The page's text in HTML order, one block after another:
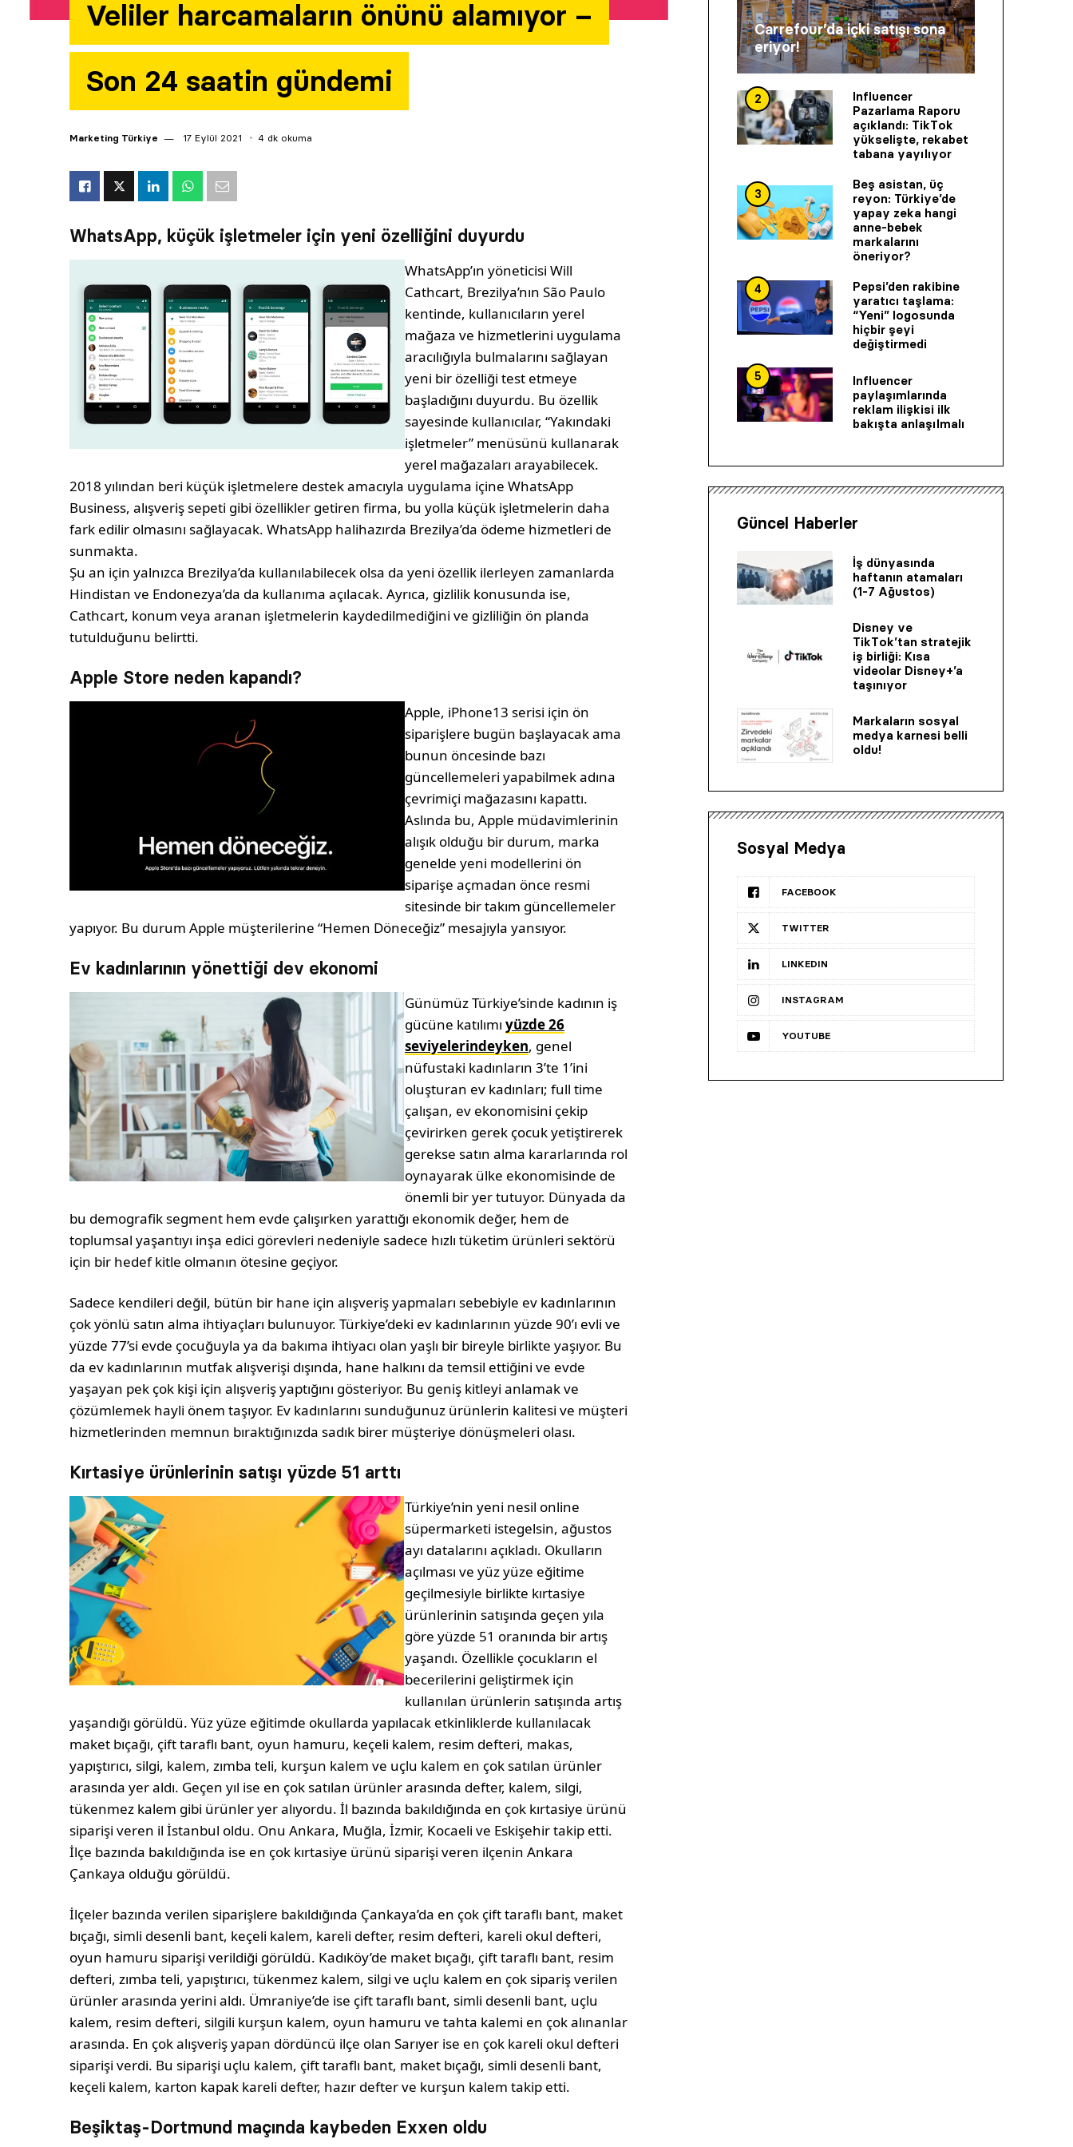
Veliler harcamaların önünü alamıyor –
Son 24 saatin gündemi
Marketing Türkiye 17 Eylül 2021 4 dk okuma
WhatsApp, küçük işletmeler için yeni özelliğini duyurdu
WhatsApp’ın yöneticisi Will
Cathcart, Brezilya’nın São Paulo
kentinde, kullanıcıların yerel
mağaza ve hizmetlerini uygulama
aracılığıyla bulmalarını sağlayan
yeni bir özelliği test etmeye
başladığını duyurdu. Bu özellik
sayesinde kullanıcılar, “Yakındaki
işletmeler” menüsünü kullanarak
yerel mağazaları arayabilecek.
2018 yılından beri küçük işletmelere destek amacıyla uygulama içine WhatsApp
Business, alışveriş sepeti gibi özellikler getiren firma, bu yolla küçük işletmelerin daha
fark edilir olmasını sağlayacak. WhatsApp halihazırda Brezilya’da ödeme hizmetleri de
sunmakta.
Şu an için yalnızca Brezilya’da kullanılabilecek olsa da yeni özellik ilerleyen zamanlarda
Hindistan ve Endonezya’da da kullanıma açılacak. Ayrıca, gizlilik konusunda ise,
Cathcart, konum veya aranan işletmelerin kaydedilmediğini ve gizliliğin ön planda
tutulduğunu belirtti.
Apple Store neden kapandı?
Apple, iPhone13 serisi için ön
siparişlere bugün başlayacak ama
bunun öncesinde bazı
güncellemeleri yapabilmek adına
çevrimiçi mağazasını kapattı.
Aslında bu, Apple müdavimlerinin
alışık olduğu bir durum, marka
genelde yeni modellerini ön
siparişe açmadan önce resmi
sitesinde bir takım güncellemeler
yapıyor. Bu durum Apple müşterilerine “Hemen Döneceğiz” mesajıyla yansıyor.
Ev kadınlarının yönettiği dev ekonomi
Günümüz Türkiye’sinde kadının iş
gücüne katılımıyüzde 26
seviyelerindeyken, genel
nüfustaki kadınların 3’te 1’ini
oluşturan ev kadınları; full time
çalışan, ev ekonomisini çekip
çevirirken gerek çocuk yetiştirerek
gerekse satın alma kararlarında rol
oynayarak ülke ekonomisinde de
önemli bir yer tutuyor. Dünyada da
bu demografik segment hem evde çalışırken yarattığı ekonomik değer, hem de
toplumsal yaşantıyı inşa edici görevleri nedeniyle sadece hızlı tüketim ürünleri sektörü
için bir hedef kitle olmanın ötesine geçiyor.
Sadece kendileri değil, bütün bir hane için alışveriş yapmaları sebebiyle ev kadınlarının
çok yönlü satın alma ihtiyaçları bulunuyor. Türkiye’deki ev kadınlarının yüzde 90’ı evli ve
yüzde 77’si evde çocuğuyla ya da bakıma ihtiyacı olan yaşlı bir bireyle birlikte yaşıyor. Bu
da ev kadınlarının mutfak alışverişi dışında, hane halkını da temsil ettiğini ve evde
yaşayan pek çok kişi için alışveriş yaptığını gösteriyor. Bu geniş kitleyi anlamak ve
çözümlemek hayli önem taşıyor. Ev kadınlarını sunduğunuz ürünlerin kalitesi ve müşteri
hizmetlerinden memnun bıraktığınızda sadık birer müşteriye dönüşmeleri olası.
Kırtasiye ürünlerinin satışı yüzde 51 arttı
Türkiye’nin yeni nesil online
süpermarketi istegelsin, ağustos
ayı datalarını açıkladı. Okulların
açılması ve yüz yüze eğitime
geçilmesiyle birlikte kırtasiye
ürünlerinin satışında geçen yıla
göre yüzde 51 oranında bir artış
yaşandı. Özellikle çocukların el
becerilerini geliştirmek için
kullanılan ürünlerin satışında artış
yaşandığı görüldü. Yüz yüze eğitimde okullarda yapılacak etkinliklerde kullanılacak
maket bıçağı, çift taraflı bant, oyun hamuru, keçeli kalem, resim defteri, makas,
yapıştırıcı, silgi, kalem, zımba teli, kurşun kalem ve uçlu kalem en çok satılan ürünler
arasında yer aldı. Geçen yıl ise en çok satılan ürünler arasında defter, kalem, silgi,
tükenmez kalem gibi ürünler yer alıyordu. İl bazında bakıldığında en çok kırtasiye ürünü
siparişi veren il İstanbul oldu. Onu Ankara, Muğla, İzmir, Kocaeli ve Eskişehir takip etti.
İlçe bazında bakıldığında ise en çok kırtasiye ürünü siparişi veren ilçenin Ankara
Çankaya olduğu görüldü.
İlçeler bazında verilen siparişlere bakıldığında Çankaya’da en çok çift taraflı bant, maket
bıçağı, simli desenli bant, keçeli kalem, kareli defter, resim defteri, kareli okul defteri,
oyun hamuru siparişi verildiği görüldü. Kadıköy’de maket bıçağı, çift taraflı bant, resim
defteri, zımba teli, yapıştırıcı, tükenmez kalem, silgi ve uçlu kalem en çok sipariş verilen
ürünler arasında yerini aldı. Ümraniye’de ise çift taraflı bant, simli desenli bant, uçlu
kalem, resim defteri, silgili kurşun kalem, oyun hamuru ve tahta kalemi en çok alınanlar
arasında. En çok alışveriş yapan dördüncü ilçe olan Sarıyer ise en çok kareli okul defteri
siparişi verdi. Bu siparişi uçlu kalem, çift taraflı bant, maket bıçağı, simli desenli bant,
keçeli kalem, karton kapak kareli defter, hazır defter ve kurşun kalem takip etti.
Beşiktaş-Dortmund maçında kaybeden Exxen oldu
Carrefour’da içki satışı sona
eriyor!
2
Influencer
Pazarlama Raporu
açıklandı: TikTok
yükselişte, rekabet
tabana yayılıyor
3
Beş asistan, üç
reyon: Türkiye’de
yapay zeka hangi
anne-bebek
markalarını
öneriyor?
4
Pepsi’den rakibine
yaratıcı taşlama:
“Yeni” logosunda
hiçbir şeyi
değiştirmedi
5
Influencer
paylaşımlarında
reklam ilişkisi ilk
bakışta anlaşılmalı
Güncel Haberler
İş dünyasında
haftanın atamaları
(1-7 Ağustos)
Disney ve
TikTok’tan stratejik
iş birliği: Kısa
videolar Disney+’a
taşınıyor
Markaların sosyal
medya karnesi belli
oldu!
Sosyal Medya
FACEBOOK
TWITTER
LINKEDIN
INSTAGRAM
YOUTUBE